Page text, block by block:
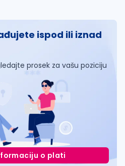
ispod ili iznad
prosek za vašu poziciju
o plati